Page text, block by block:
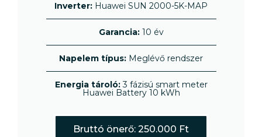
Inverter: Huawei SUN 2000-5K-MAP
Garancia:10 év
Napelem típus: Meglévő rendszer
Energia tároló:3 fázisú smart meter
Huawei Battery 10 kWh
Bruttó önerő: 250.000 Ft